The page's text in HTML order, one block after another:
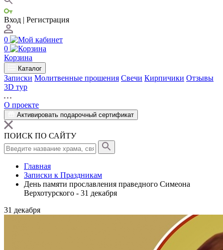
Вход | Регистрация
0
0
Корзина
Каталог
Записки Молитвенные прошения Свечи Кирпичики Отзывы
3D тур
О проекте
Активировать подарочный сертификат
ПОИСК ПО САЙТУ
Главная
Записки к Праздникам
День памяти прославления праведного Симеона
Верхотурского - 31 декабря
31 декабря